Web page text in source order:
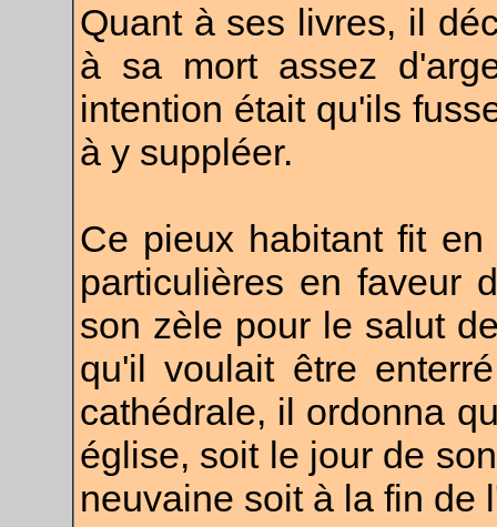
Quant à ses livres, il
à sa mort assez
intention était qu'ils
à y suppléer.
Ce pieux habitant fit
particulières en faveur
son zèle pour le salut
qu'il voulait être
cathédrale, il ordonna
église, soit le jour de
neuvaine soit à la fin de